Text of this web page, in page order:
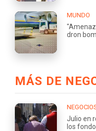
MUNDO
dron
MÁS DE
Julio en
los